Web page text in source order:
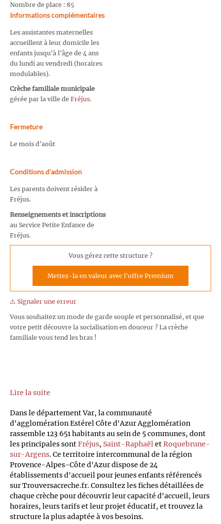
Nombre de place : 85
Informations complémentaires
Les assistantes maternelles
accueillent à leur domicile les
enfants jusqu'à l'âge de 4 ans
du lundi au vendredi (horaires
modulables).
Crèche familiale municipale
gérée par la ville de Fréjus.
Fermeture
Le mois d'août
Conditions d'admission
Les parents doivent résider à
Fréjus.
Renseignements et inscriptions
au Service Petite Enfance de
Fréjus.
Vous gérez cette structure ?
Mettez-la en valeur avec l'offre Premium
⚠️ Signaler une erreur
Vous souhaitez un mode de garde souple et personnalisé, et que
votre petit découvre la socialisation en douceur ? La crèche
familiale vous tend les bras !
Lire la suite
Dans le département Var, la communauté
d'agglomération Estérel Côte d'Azur Agglomération
rassemble 123 651 habitants au sein de 5 communes, dont
les principales sontFréjus, Saint-Raphaël etRoquebrune-
sur-Argens. Ce territoire intercommunal de la région
Provence-Alpes-Côte d'Azur dispose de 24
établissements d'accueil pour jeunes enfants référencés
sur Trouversacreche.fr. Consultez les fiches détaillées de
chaque crèche pour découvrir leur capacité d'accueil, leurs
horaires, leurs tarifs et leur projet éducatif, et trouvez la
structure la plus adaptée à vos besoins.